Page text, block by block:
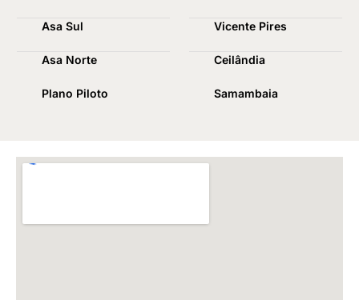
Asa Sul
Asa Norte
Plano Piloto
Vicente Pires
Ceilândia
Samambaia